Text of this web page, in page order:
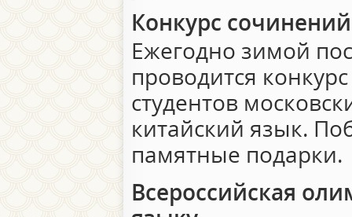
Конкурс сочинений
Ежегодно зимой
проводится
студентов
китайский язык.
памятные подарки.
Всероссийская